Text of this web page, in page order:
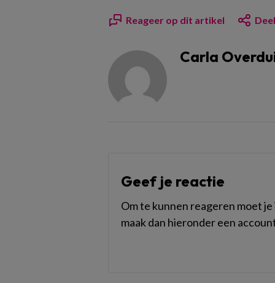
Reageer op dit artikel
Carla
Geef je reactie
Om te kunnen reageren moet
maak dan hieronder een